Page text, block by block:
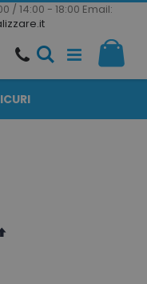
/ 14:00 - 18:00 Email: